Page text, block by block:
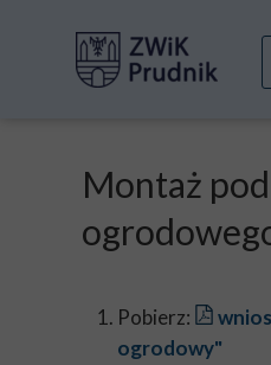
Pobierz:
ogrodowy"
Montaż